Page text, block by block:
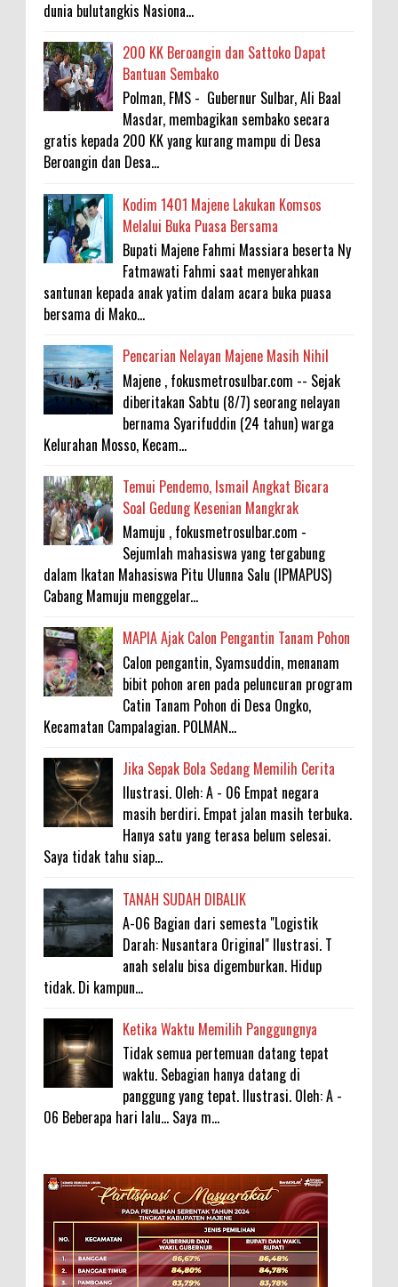
dunia bulutangkis Nasiona...
200 KK Beroangin dan Sattoko Dapat
Bantuan Sembako
Polman, FMS - Gubernur Sulbar, Ali Baal
Masdar, membagikan sembako secara
gratis kepada 200 KK yang kurang mampu di Desa
Beroangin dan Desa...
Kodim 1401 Majene Lakukan Komsos
Melalui Buka Puasa Bersama
Bupati Majene Fahmi Massiara beserta Ny
Fatmawati Fahmi saat menyerahkan
santunan kepada anak yatim dalam acara buka puasa
bersama di Mako...
Pencarian Nelayan Majene Masih Nihil
Majene , fokusmetrosulbar.com -- Sejak
diberitakan Sabtu (8/7) seorang nelayan
bernama Syarifuddin (24 tahun) warga
Kelurahan Mosso, Kecam...
Temui Pendemo, Ismail Angkat Bicara
Soal Gedung Kesenian Mangkrak
Mamuju , fokusmetrosulbar.com -
Sejumlah mahasiswa yang tergabung
dalam Ikatan Mahasiswa Pitu Ulunna Salu (IPMAPUS)
Cabang Mamuju menggelar...
MAPIA Ajak Calon Pengantin Tanam Pohon
Calon pengantin, Syamsuddin, menanam
bibit pohon aren pada peluncuran program
Catin Tanam Pohon di Desa Ongko,
Kecamatan Campalagian. POLMAN...
Jika Sepak Bola Sedang Memilih Cerita
Ilustrasi. Oleh: A - 06 Empat negara
masih berdiri. Empat jalan masih terbuka.
Hanya satu yang terasa belum selesai.
Saya tidak tahu siap...
TANAH SUDAH DIBALIK
A-06 Bagian dari semesta "Logistik
Darah: Nusantara Original" Ilustrasi. T
anah selalu bisa digemburkan. Hidup
tidak. Di kampun...
Ketika Waktu Memilih Panggungnya
Tidak semua pertemuan datang tepat
waktu. Sebagian hanya datang di
panggung yang tepat. Ilustrasi. Oleh: A -
06 Beberapa hari lalu... Saya m...